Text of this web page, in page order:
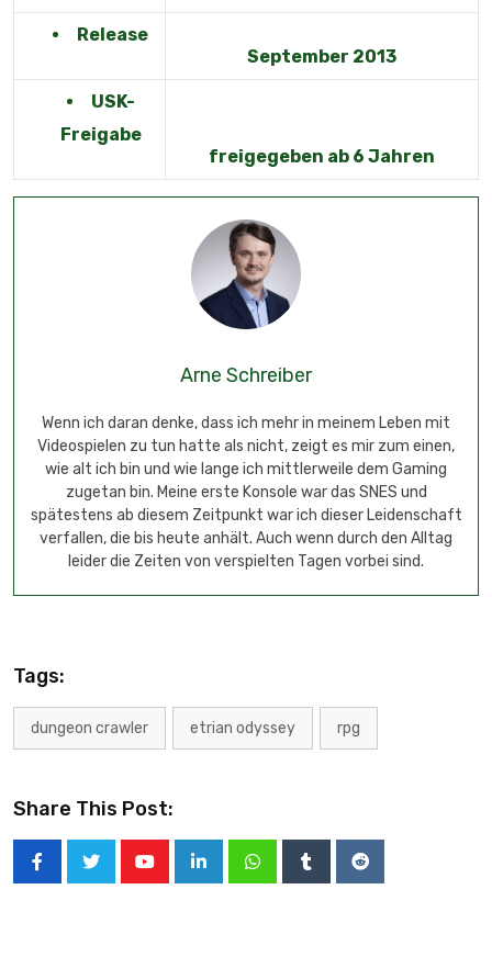
Release
September 2013
USK-
Freigabe
freigegeben ab 6 Jahren
Arne Schreiber
Wenn ich daran denke, dass ich mehr in meinem Leben mit
Videospielen zu tun hatte als nicht, zeigt es mir zum einen,
wie alt ich bin und wie lange ich mittlerweile dem Gaming
zugetan bin. Meine erste Konsole war das SNES und
spätestens ab diesem Zeitpunkt war ich dieser Leidenschaft
verfallen, die bis heute anhält. Auch wenn durch den Alltag
leider die Zeiten von verspielten Tagen vorbei sind.
Tags:
dungeon crawler etrian odyssey rpg
Share This Post: